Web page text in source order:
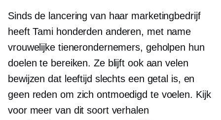
Sinds de lancering van haar marketingbedrijf
heeft Tami honderden anderen, met name
vrouwelijke tienerondernemers, geholpen hun
doelen te bereiken. Ze blijft ook aan velen
bewijzen dat leeftijd slechts een getal is, en
geen reden om zich ontmoedigd te voelen. Kijk
voor meer van dit soort verhalen